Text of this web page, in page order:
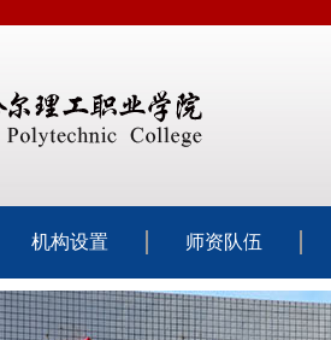
机构设置 师资队伍